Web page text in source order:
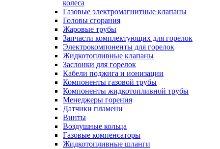
колеса
Газовые электромагнитные клапаны
Головы сгорания
Жаровые трубы
Запчасти комплектующих для горелок
Электрокомпоненты для горелок
Жидкотопливные клапаны
Заслонки для горелок
Кабели поджига и ионизации
Компоненты газовой трубы
Компоненты жидкотопливной трубы
Менеджеры горения
Датчики пламени
Винты
Воздушные кольца
Газовые компенсаторы
Жидкотопливные шланги